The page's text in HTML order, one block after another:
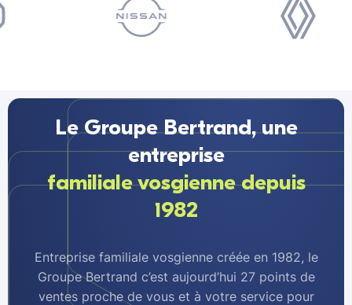
Le Groupe Bertrand, une
entreprise
familiale vosgienne depuis
1982
Entreprise familiale vosgienne créée en 1982, le
Groupe Bertrand c’est aujourd’hui 27 points de
ventes proche de vous et à votre service pour